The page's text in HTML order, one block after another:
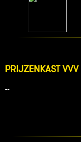
PRIJZENKAST VVV
--